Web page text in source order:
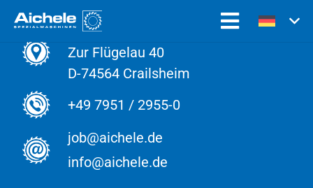
Aichele Werkzeuge GmbH
Zur Flügelau 40
D-74564 Crailsheim
+49 7951 / 2955-0
job@aichele.de
info@aichele.de